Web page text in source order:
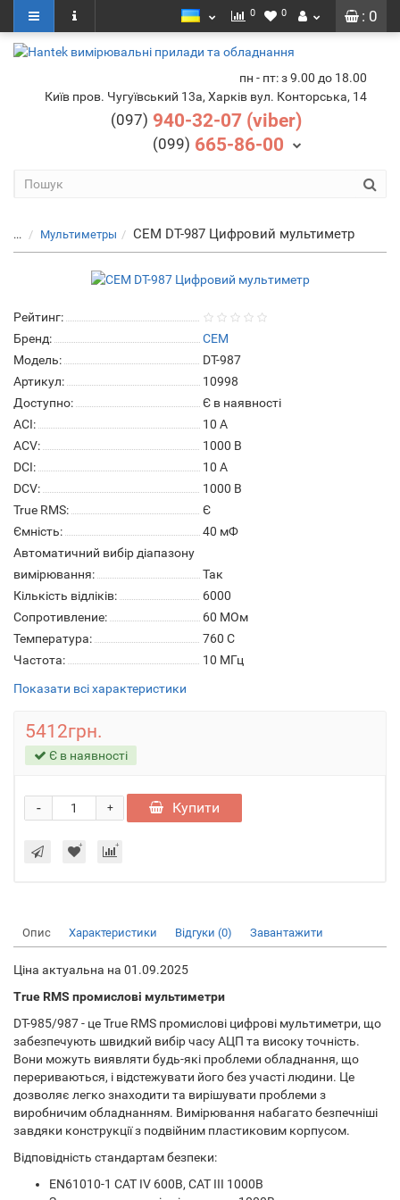
: 0
0 0
пн - пт: з 9.00 до 18.00
Київ пров. Чугуївський 13а, Харків вул. Конторська, 14
(097) 940-32-07 (viber)
(099) 665-86-00
... Мультиметры CEM DT-987 Цифровий мультиметр
Рейтинг:
Бренд:
CEM
Модель:
DT-987
Артикул:
10998
Доступно:
Є в наявності
ACI:
10 A
ACV:
1000 В
DCI:
10 A
DCV:
1000 В
True RMS:
Є
Ємність:
40 мФ
Автоматичний вибір діапазону
вимірювання:
Так
Кількість відліків:
6000
Сопротивление:
60 МОм
Температура:
760 C
Частота:
10 МГц
Показати всі характеристики
5412грн.
Є в наявності
+
- Купити
Опис Характеристики Відгуки (0) Завантажити
Ціна актуальна на 01.09.2025
True RMS промислові мультиметри
DT-985/987 - це True RMS промислові цифрові мультиметри, що
забезпечують швидкий вибір часу АЦП та високу точність.
Вони можуть виявляти будь-які проблеми обладнання, що
перериваються, і відстежувати його без участі людини. Це
дозволяє легко знаходити та вирішувати проблеми з
виробничим обладнанням. Вимірювання набагато безпечніші
завдяки конструкції з подвійним пластиковим корпусом.
Відповідність стандартам безпеки:
EN61010-1 CAT IV 600В, CAT III 1000В